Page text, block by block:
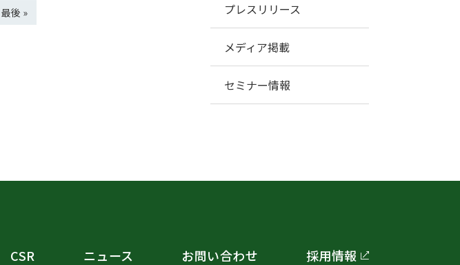
最後 » プレスリリース
メディア掲載
セミナー情報
CSR ニュース お問い合わせ 採用情報